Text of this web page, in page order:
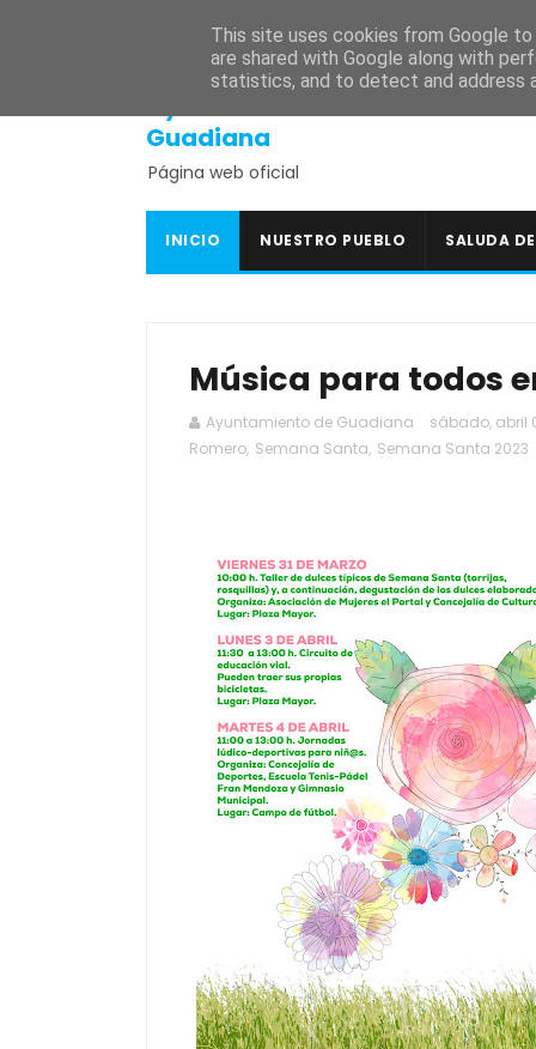
SEDE ELECTRÓNICA PORTAL DE
Guadiana
Página web oficial
INICIO NUESTRO PUEBLO SALUDA
Música para todos
Ayuntamiento de Guadiana
sábado, abril
Romero, Semana Santa, Semana Santa 2023
This site uses cookies from Google
are shared with Google along with
statistics, and to detect and address